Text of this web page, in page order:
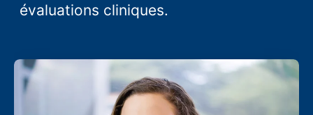
évaluations cliniques.